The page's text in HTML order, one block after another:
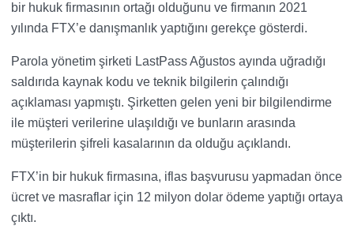
bir hukuk firmasının ortağı olduğunu ve firmanın 2021
yılında FTX’e danışmanlık yaptığını gerekçe gösterdi.
Parola yönetim şirketi LastPass Ağustos ayında uğradığı
saldırıda kaynak kodu ve teknik bilgilerin çalındığı
açıklaması yapmıştı. Şirketten gelen yeni bir bilgilendirme
ile müşteri verilerine ulaşıldığı ve bunların arasında
müşterilerin şifreli kasalarının da olduğu açıklandı.
FTX’in bir hukuk firmasına, iflas başvurusu yapmadan önce
ücret ve masraflar için 12 milyon dolar ödeme yaptığı ortaya
çıktı.